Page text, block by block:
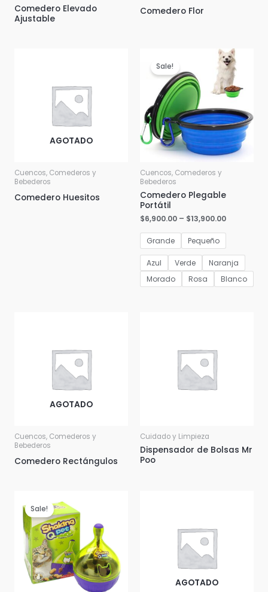
Comedero Elevado
Ajustable
Comedero Flor
AGOTADO
Cuencos, Comederos y
Bebederos
Comedero Huesitos
Sale!
Cuencos, Comederos y
Bebederos
Comedero Plegable
Portátil
$6,900.00 – $13,900.00
Grande Pequeño
Azul Verde
Naranja
Morado
Rosa Blanco
AGOTADO
Cuencos, Comederos y
Bebederos
Comedero Rectángulos
Cuidado y Limpieza
Dispensador de Bolsas Mr
Poo
Sale!
AGOTADO